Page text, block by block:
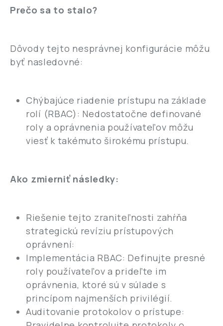
Prečo sa to stalo?
Dôvody tejto nesprávnej konfigurácie môžu
byť nasledovné:
Chýbajúce riadenie prístupu na základe
rolí (RBAC): Nedostatočne definované
roly a oprávnenia používateľov môžu
viesť k takémuto širokému prístupu.
Ako zmierniť následky:
Riešenie tejto zraniteľnosti zahŕňa
strategickú revíziu prístupových
oprávnení:
Implementácia RBAC: Definujte presné
roly používateľov a prideľte im
oprávnenia, ktoré sú v súlade s
princípom najmenších privilégií.
Auditovanie protokolov o prístupe: